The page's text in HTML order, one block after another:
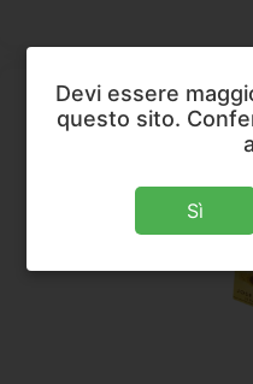
Devi essere
questo sito.
Sì